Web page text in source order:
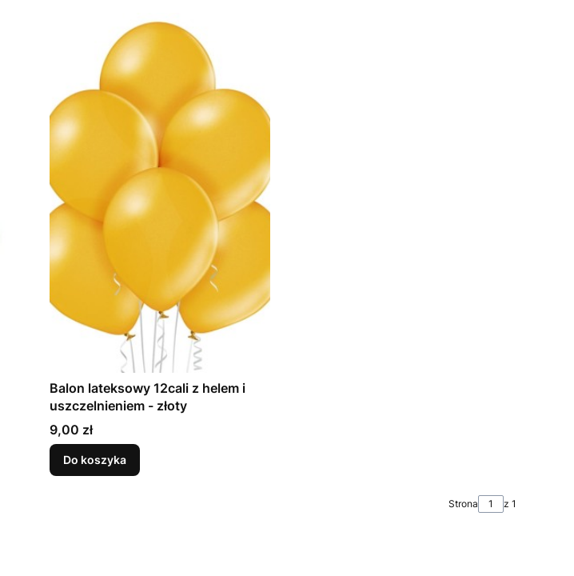
Balon lateksowy 12cali z helem i
uszczelnieniem - złoty
Cena
9,00 zł
Do koszyka
Strona z 1